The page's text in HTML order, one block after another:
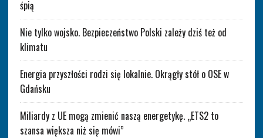
śpią
Nie tylko wojsko. Bezpieczeństwo Polski zależy dziś też od
klimatu
Energia przyszłości rodzi się lokalnie. Okrągły stół o OSE w
Gdańsku
Miliardy z UE mogą zmienić naszą energetykę. „ETS2 to
szansa większa niż się mówi”